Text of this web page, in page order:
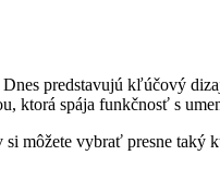
predstavujú kľúčový
ktorá spája funkčnosť s
môžete vybrať presne taký